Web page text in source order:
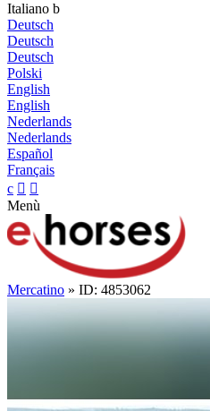
Italiano b
Deutsch
Deutsch
Deutsch
Polski
English
English
Nederlands
Nederlands
Español
Français
c  
Menù
Mercatino » ID: 4853062